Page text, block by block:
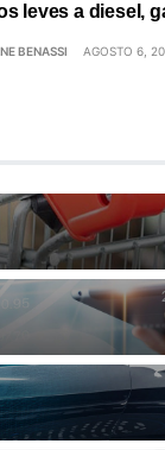
leves a diesel,
BENASSI AGOSTO 6,